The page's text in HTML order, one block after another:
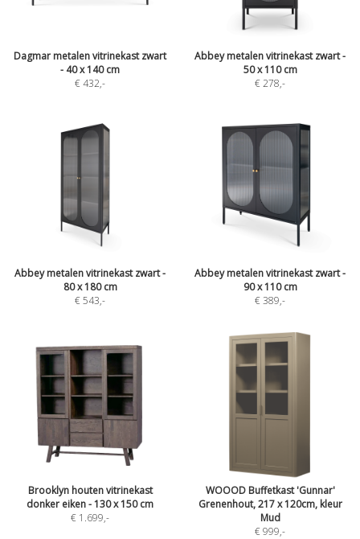
Dagmar metalen vitrinekast zwart
- 40 x 140 cm
€ 432,-
Abbey metalen vitrinekast zwart -
50 x 110 cm
€ 278,-
Abbey metalen vitrinekast zwart -
80 x 180 cm
€ 543,-
Abbey metalen vitrinekast zwart -
90 x 110 cm
€ 389,-
Brooklyn houten vitrinekast
donker eiken - 130 x 150 cm
€ 1.699,-
WOOOD Buffetkast 'Gunnar'
Grenenhout, 217 x 120cm, kleur
Mud
€ 999,-